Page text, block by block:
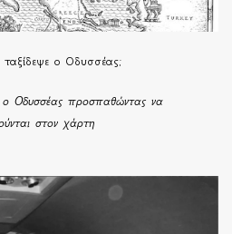
ο Οδυσσέας;
Οδυσσέας προσπαθώντας να
στον χάρτη